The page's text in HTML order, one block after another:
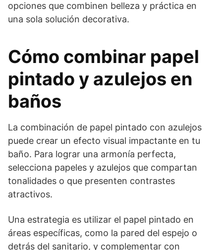
opciones que combinen belleza y práctica en
una sola solución decorativa.
Cómo combinar papel
pintado y azulejos en
baños
La combinación de papel pintado con azulejos
puede crear un efecto visual impactante en tu
baño. Para lograr una armonía perfecta,
selecciona papeles y azulejos que compartan
tonalidades o que presenten contrastes
atractivos.
Una estrategia es utilizar el papel pintado en
áreas específicas, como la pared del espejo o
detrás del sanitario, y complementar con